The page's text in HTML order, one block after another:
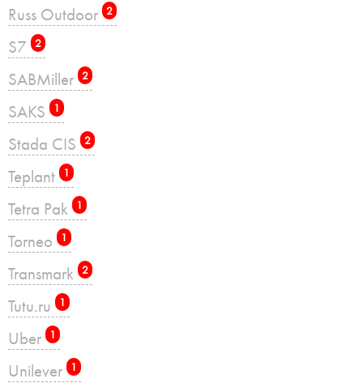
Russ Outdoor 2
S7 2
SABMiller 2
SAKS 1
Stada CIS 2
Teplant 1
Tetra Pak 1
Torneo 1
Transmark 2
Tutu.ru 1
Uber 1
Unilever 1